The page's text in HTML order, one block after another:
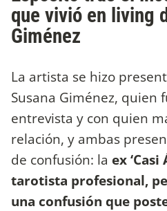
que vivió en living
Giménez
La artista se hizo
Susana Giménez, quien
entrevista y con quien
relación, y ambas
de confusión: la ex
tarotista profesional,
una confusión que